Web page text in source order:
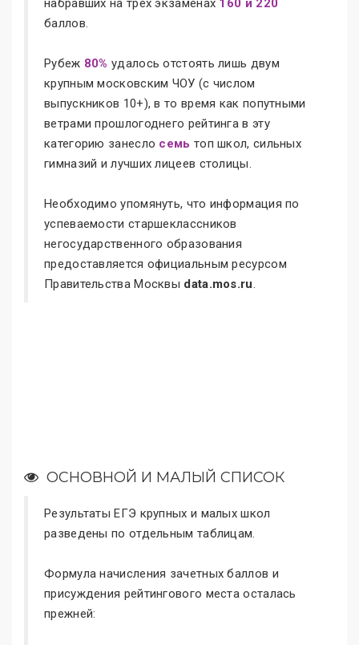
набравших на трех экзаменах 160 и 220
баллов.
Рубеж 80% удалось отстоять лишь двум
крупным московским ЧОУ (с числом
выпускников 10+), в то время как попутными
ветрами прошлогоднего рейтинга в эту
категорию занесло семь топ школ, сильных
гимназий и лучших лицеев столицы.
Необходимо упомянуть, что информация по
успеваемости старшеклассников
негосударственного образования
предоставляется официальным ресурсом
Правительства Москвы data.mos.ru.
ОСНОВНОЙ И МАЛЫЙ СПИСОК
Результаты ЕГЭ крупных и малых школ
разведены по отдельным таблицам.
Формула начисления зачетных баллов и
присуждения рейтингового места осталась
прежней: